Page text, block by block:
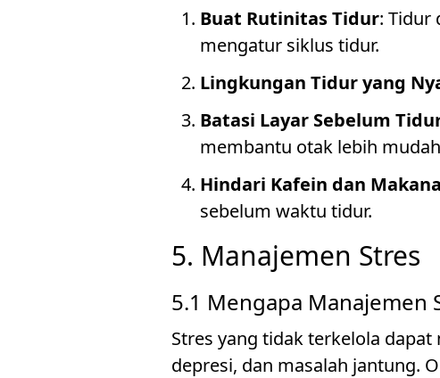
Buat Rutinitas Tidur: Tidur
mengatur siklus tidur.
Lingkungan Tidur yang
Batasi Layar Sebelum
membantu otak lebih
Hindari Kafein dan
sebelum waktu tidur.
5. Manajemen Stres
5.1 Mengapa Manajemen
Stres yang tidak terkelola
depresi, dan masalah jantung.